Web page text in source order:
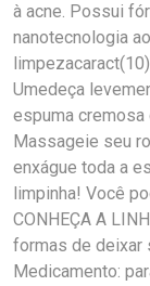
à acne. Possui
nanotecnologia
Umedeça
espuma cremosa
Massageie seu
enxágue toda a
limpinha! Você
CONHEÇA A
formas de deixar
Medicamento: